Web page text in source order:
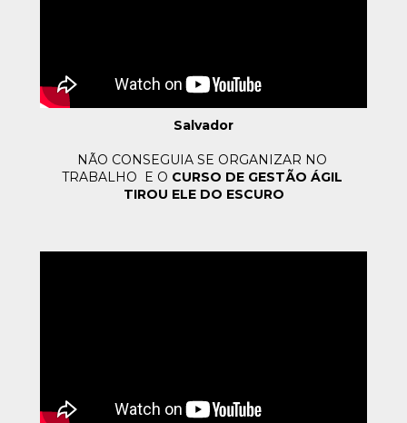
Salvador
NÃO CONSEGUIA SE ORGANIZAR NO
TRABALHO  E O CURSO DE GESTÃO ÁGIL
TIROU ELE DO ESCURO